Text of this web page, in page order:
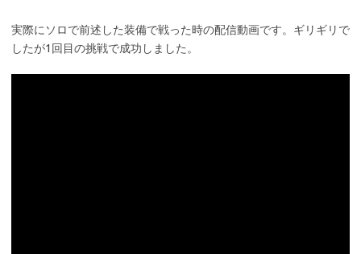
実際にソロで前述した装備で戦った時の配信動画です。ギリギリで
したが1回目の挑戦で成功しました。